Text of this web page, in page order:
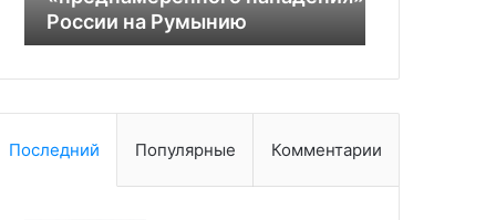
России на Румынию
Последний Популярные Комментарии